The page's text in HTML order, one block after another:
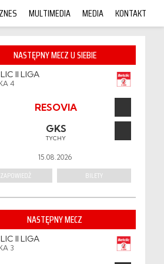
MULTIMEDIA MEDIA KONTAKT
NASTĘPNY MECZ U SIEBIE
II LIGA
4
RESOVIA
GKS
TYCHY
15.08.2026
ZAPOWIEDŹ BILETY
NASTĘPNY MECZ
II LIGA
3